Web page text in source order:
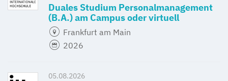
Duales Studium Personalmanagement
(B.A.) am Campus oder virtuell
Frankfurt am Main
2026
05.08.2026